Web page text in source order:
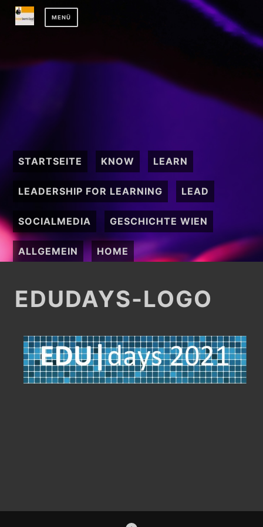
Zum
Inhalt
MENÜ
STARTSEITE KNOW LEARN
LEADERSHIP FOR LEARNING LEAD
SOCIALMEDIA GESCHICHTE WIEN
ALLGEMEIN HOME
EDUDAYS-LOGO